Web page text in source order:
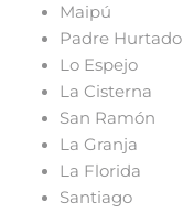
Maipú
Padre Hurtado
Lo Espejo
La Cisterna
San Ramón
La Granja
La Florida
Santiago